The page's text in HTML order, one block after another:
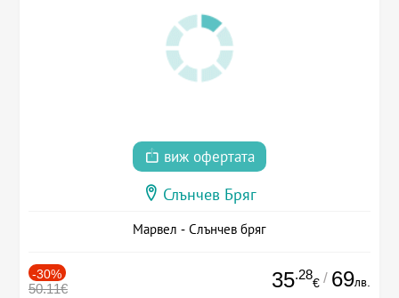
виж офертата
Слънчев Бряг
Марвел - Слънчев бряг
-30%
50.11€ 35.28
€ / 69лв.